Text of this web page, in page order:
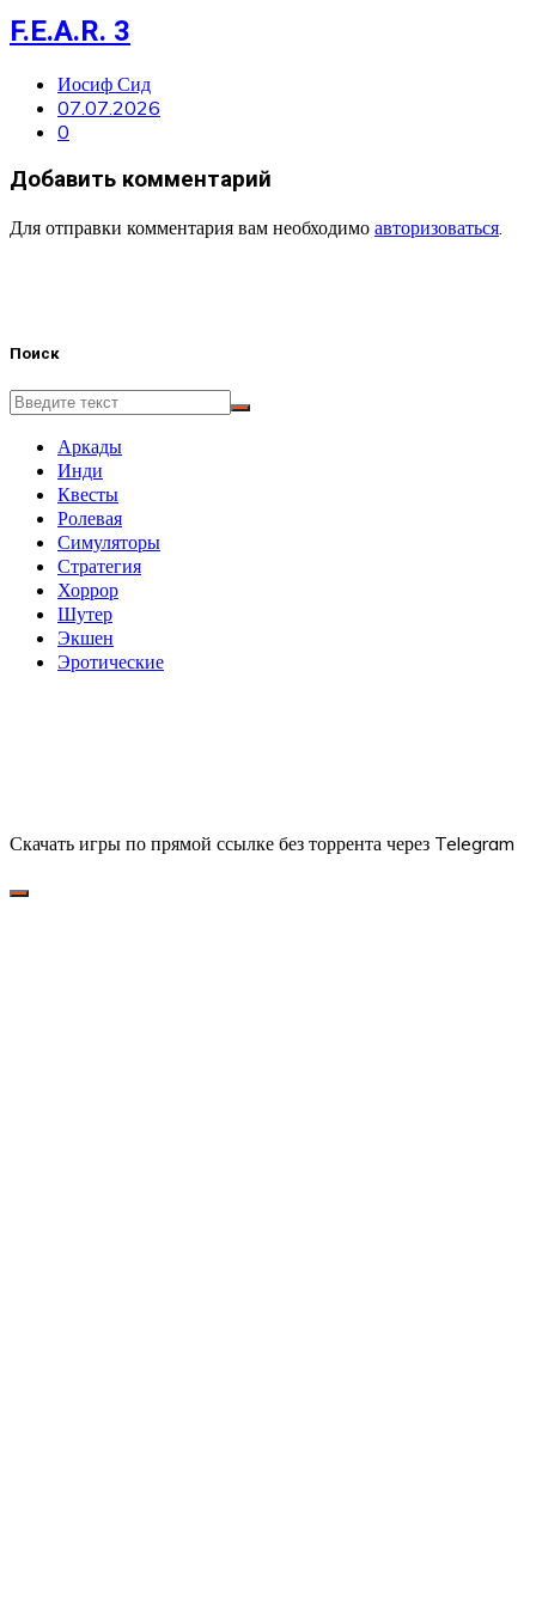
F.E.A.R. 3
Иосиф Сид
07.07.2026
0
Добавить комментарий
Для отправки комментария вам необходимо авторизоваться
Поиск
Аркады
Инди
Квесты
Ролевая
Симуляторы
Стратегия
Хоррор
Шутер
Экшен
Эротические
Скачать игры по прямой ссылке без торрента через Telegram